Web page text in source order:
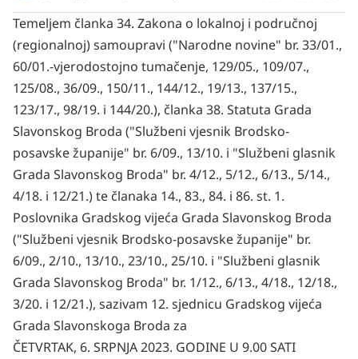
Temeljem članka 34. Zakona o lokalnoj i područnoj
(regionalnoj) samoupravi ("Narodne novine" br. 33/01.,
60/01.-vjerodostojno tumačenje, 129/05., 109/07.,
125/08., 36/09., 150/11., 144/12., 19/13., 137/15.,
123/17., 98/19. i 144/20.), članka 38. Statuta Grada
Slavonskog Broda ("Službeni vjesnik Brodsko-
posavske županije" br. 6/09., 13/10. i "Službeni glasnik
Grada Slavonskog Broda" br. 4/12., 5/12., 6/13., 5/14.,
4/18. i 12/21.) te članaka 14., 83., 84. i 86. st. 1.
Poslovnika Gradskog vijeća Grada Slavonskog Broda
("Službeni vjesnik Brodsko-posavske županije" br.
6/09., 2/10., 13/10., 23/10., 25/10. i "Službeni glasnik
Grada Slavonskog Broda" br. 1/12., 6/13., 4/18., 12/18.,
3/20. i 12/21.), sazivam 12. sjednicu Gradskog vijeća
Grada Slavonskoga Broda za
ČETVRTAK, 6. SRPNJA 2023. GODINE U 9.00 SATI